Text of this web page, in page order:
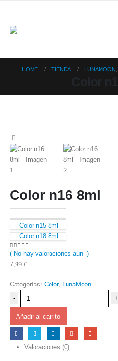
HOME TIENDA LUNAMOON
Color n16 8ml
Color n15 8ml
Color n18 8ml
0 out of 5
( No hay valoraciones aún. )
7,99 €
Categorías: Color,
LunaMoon
-
+
Añadir al carrito
Valoraciones (0)